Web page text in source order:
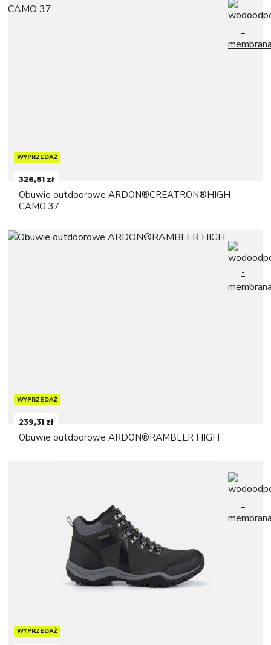
WYPRZEDAŻ
326,81 zł
Obuwie outdoorowe ARDON®CREATRON®HIGH
CAMO 37
WYPRZEDAŻ
239,31 zł
Obuwie outdoorowe ARDON®RAMBLER HIGH
WYPRZEDAŻ